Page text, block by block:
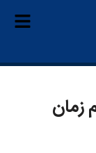
زمان